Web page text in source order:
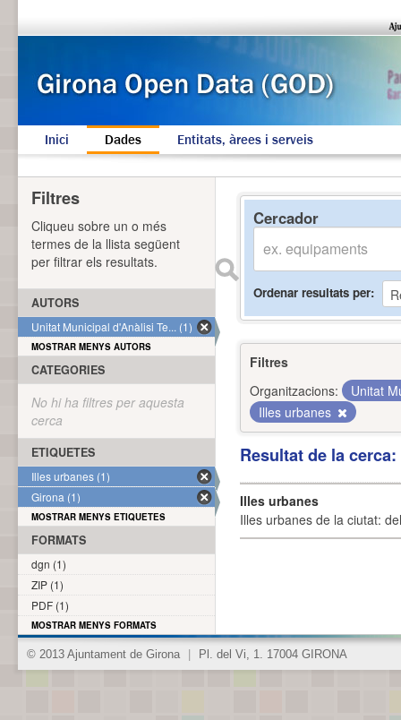
Inici Dades Entitats, àrees i serveis
Cercador
Ordenar resultats per
Filtres
Organitzacions:
Unitat
Illes urbanes
Resultat de la
Illes urbanes
Illes urbanes de la ciutat:
Filtres
Cliqueu sobre un o més
termes de la llista següent
per filtrar els resultats.
AUTORS
Unitat Municipal d'Anàlisi Te... (1)
MOSTRAR MENYS AUTORS
CATEGORIES
No hi ha filtres per aquesta
cerca
ETIQUETES
Illes urbanes (1)
Girona (1)
MOSTRAR MENYS ETIQUETES
FORMATS
dgn (1)
ZIP (1)
PDF (1)
MOSTRAR MENYS FORMATS
© 2013 Ajuntament de Girona Pl. del Vi, 1. 17004 GIRONA